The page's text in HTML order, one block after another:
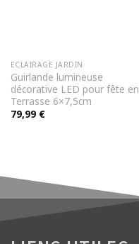
ECLAIRAGE JARDIN
Guirlande lumineuse
décorative LED pour fête en
Terrasse 6×7,5cm
79,99 €